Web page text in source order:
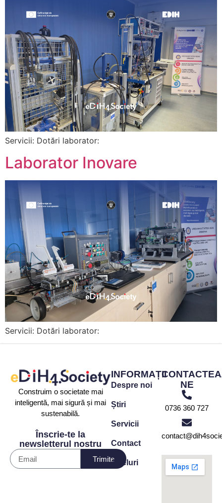
Servicii: Dotări laborator:
Laborator Inovare
Servicii: Dotări laborator:
Construim o societate mai
inteligentă, mai sigură și mai
sustenabilă.
Înscrie-te la
newsletterul nostru
Trimite
INFORMAȚII
Despre noi
Știri
Servicii
Contact
Apeluri
NE
0736 360 727